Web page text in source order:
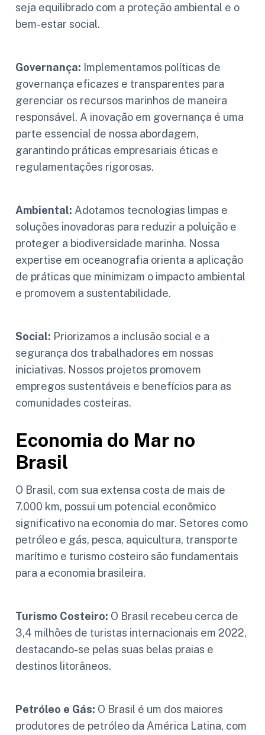
seja equilibrado com a proteção ambiental e o
bem-estar social.
Governança: Implementamos políticas de
governança eficazes e transparentes para
gerenciar os recursos marinhos de maneira
responsável. A inovação em governança é uma
parte essencial de nossa abordagem,
garantindo práticas empresariais éticas e
regulamentações rigorosas.
Ambiental: Adotamos tecnologias limpas e
soluções inovadoras para reduzir a poluição e
proteger a biodiversidade marinha. Nossa
expertise em oceanografia orienta a aplicação
de práticas que minimizam o impacto ambiental
e promovem a sustentabilidade.
Social: Priorizamos a inclusão social e a
segurança dos trabalhadores em nossas
iniciativas. Nossos projetos promovem
empregos sustentáveis e benefícios para as
comunidades costeiras.
Economia do Mar no
Brasil
O Brasil, com sua extensa costa de mais de
7.000 km, possui um potencial econômico
significativo na economia do mar. Setores como
petróleo e gás, pesca, aquicultura, transporte
marítimo e turismo costeiro são fundamentais
para a economia brasileira.
Turismo Costeiro: O Brasil recebeu cerca de
3,4 milhões de turistas internacionais em 2022,
destacando-se pelas suas belas praias e
destinos litorâneos.
Petróleo e Gás: O Brasil é um dos maiores
produtores de petróleo da América Latina, com